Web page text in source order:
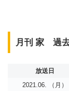
月刊 家 過
放送日
2021.06. （月）